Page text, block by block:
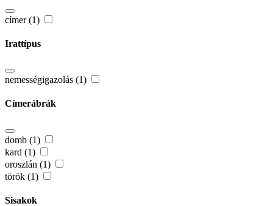
címer (1)
Irattípus
nemességigazolás (1)
Címerábrák
domb (1)
kard (1)
oroszlán (1)
török (1)
Sisakok